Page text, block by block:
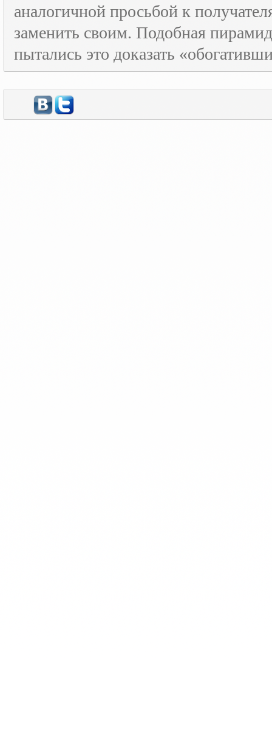
аналогичной просьбой к
заменить своим. Подобная
пытались это доказать